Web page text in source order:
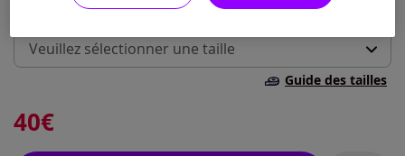
Veuillez sélectionner une taille
Guide des tailles
40€